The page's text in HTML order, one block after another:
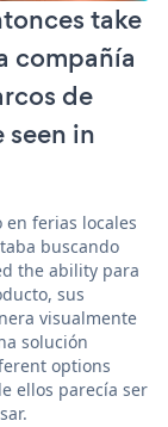
take
compañía
de
seen in
ferias locales
buscando
the ability para
sus
visualmente
solución
options
ellos parecía ser